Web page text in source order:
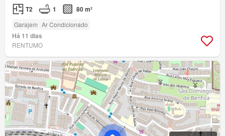
T2 1 80 m²
Garajem Ar Condicionado
Há 11 dias
RENTUMO